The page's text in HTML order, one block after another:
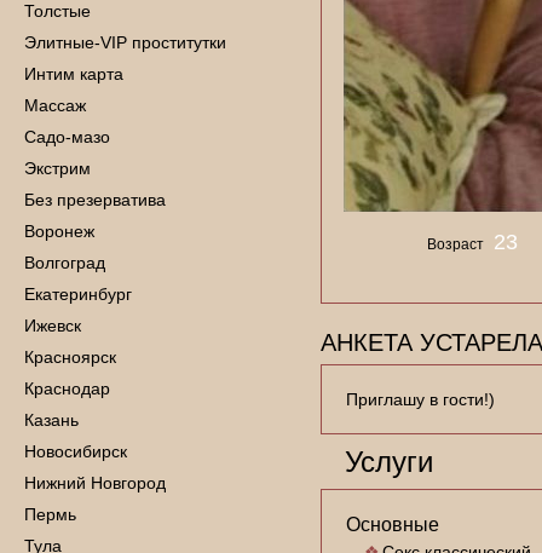
Толстые
Элитные-VIP проститутки
Интим карта
Массаж
Садо-мазо
Экстрим
Без презерватива
Воронеж
Волгоград
Екатеринбург
Ижевск
Красноярск
Краснодар
Казань
Новосибирск
Нижний Новгород
Пермь
Тула
Возраст 23
АНКЕТА
Приглашу в гости!)
Услуги
Основные